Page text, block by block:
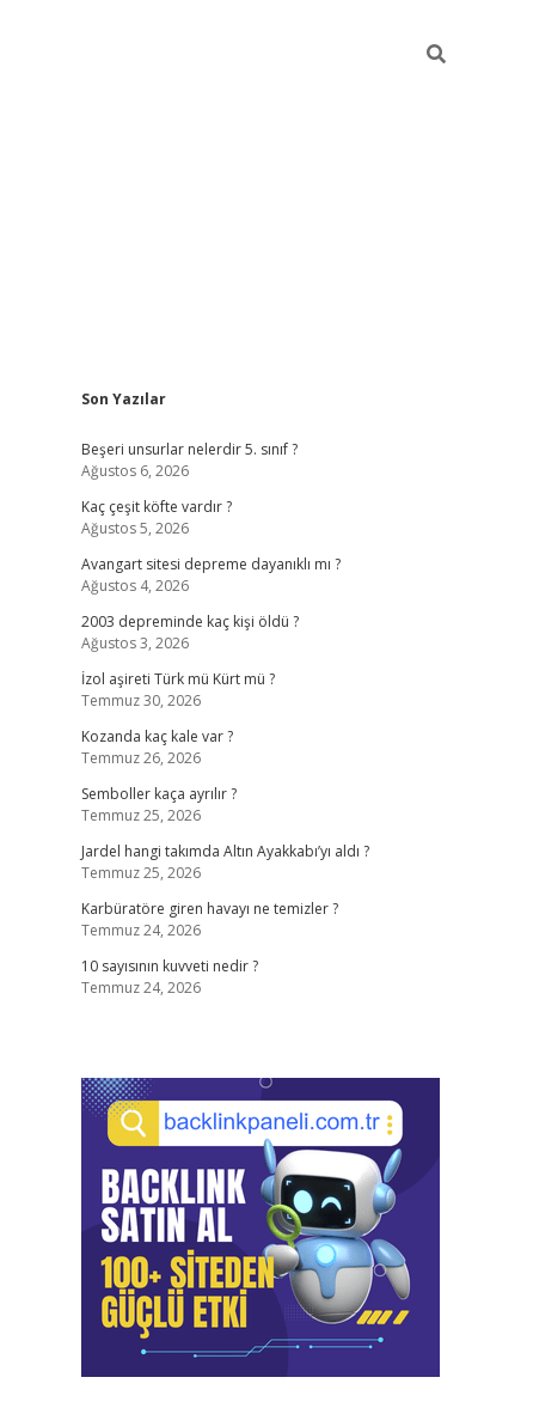
Sidebar
Son Yazılar
Beşeri unsurlar nelerdir 5. sınıf ?
Ağustos 6, 2026
Kaç çeşit köfte vardır ?
Ağustos 5, 2026
Avangart sitesi depreme dayanıklı mı ?
Ağustos 4, 2026
2003 depreminde kaç kişi öldü ?
Ağustos 3, 2026
İzol aşireti Türk mü Kürt mü ?
Temmuz 30, 2026
Kozanda kaç kale var ?
Temmuz 26, 2026
Semboller kaça ayrılır ?
Temmuz 25, 2026
Jardel hangi takımda Altın Ayakkabı’yı aldı ?
Temmuz 25, 2026
Karbüratöre giren havayı ne temizler ?
Temmuz 24, 2026
10 sayısının kuvveti nedir ?
Temmuz 24, 2026